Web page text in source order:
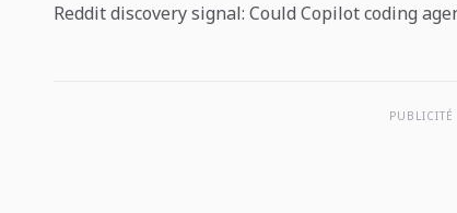
Reddit discovery signal: Could Copilot coding
PUBLICITÉ